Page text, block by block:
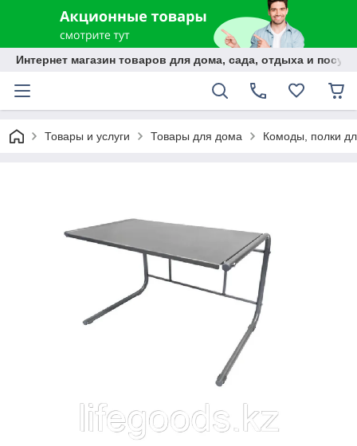
Интернет магазин товаров для дома, сада, отдыха и
Товары и услуги Товары для дома Комоды, полки